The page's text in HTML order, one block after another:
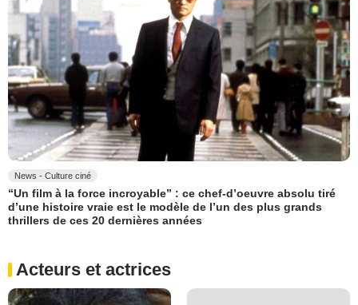
News - Culture ciné
“Un film à la force incroyable” : ce chef-d’oeuvre absolu tiré
d’une histoire vraie est le modèle de l’un des plus grands
thrillers de ces 20 dernières années
Acteurs et actrices